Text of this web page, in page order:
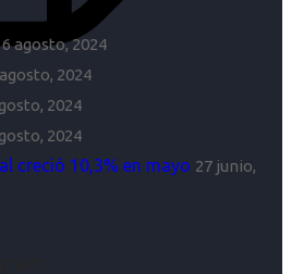
6 agosto, 2024
2024
2024
2024
creció 10,3% en mayo 27 junio,